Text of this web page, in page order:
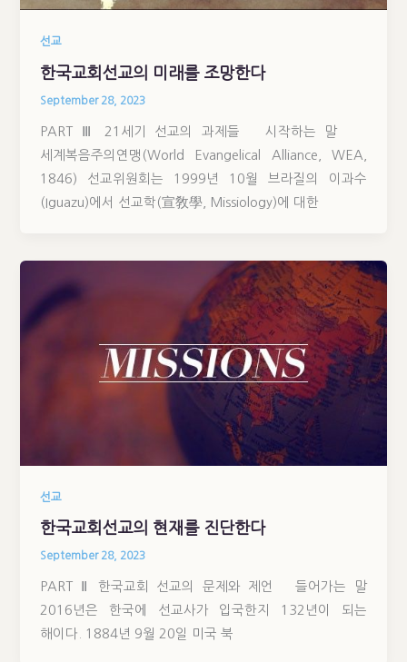
선교
한국교회선교의 미래를 조망한다
September 28, 2023
PART Ⅲ 21세기 선교의 과제들 시작하는 말
세계복음주의연맹(World Evangelical Alliance, WEA,
1846) 선교위원회는 1999년 10월 브라질의 이과수
(Iguazu)에서 선교학(宣敎學, Missiology)에 대한
선교
한국교회선교의 현재를 진단한다
September 28, 2023
PART Ⅱ 한국교회 선교의 문제와 제언 들어가는 말
2016년은 한국에 선교사가 입국한지 132년이 되는
해이다. 1884년 9월 20일 미국 북